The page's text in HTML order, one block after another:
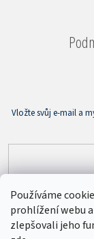
Používáme
prohlížení webu
zlepšovali jeho
Vložte svůj e-mail a